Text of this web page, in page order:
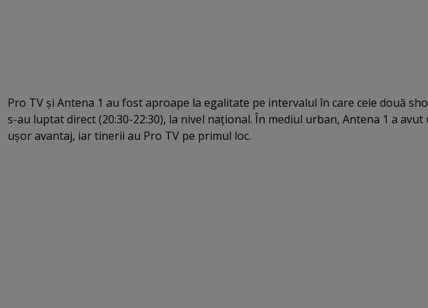
Pro TV şi Antena 1 au fost aproape la egalitate pe intervalul în care cele două
s-au luptat direct (20:30-22:30), la nivel naţional. În mediul urban, Antena 1 a avut
uşor avantaj, iar tinerii au Pro TV pe primul loc.